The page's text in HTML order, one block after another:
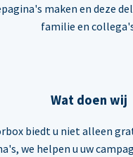
maken en deze
familie en
Wat doen wij
biedt u niet alleen
we helpen u uw